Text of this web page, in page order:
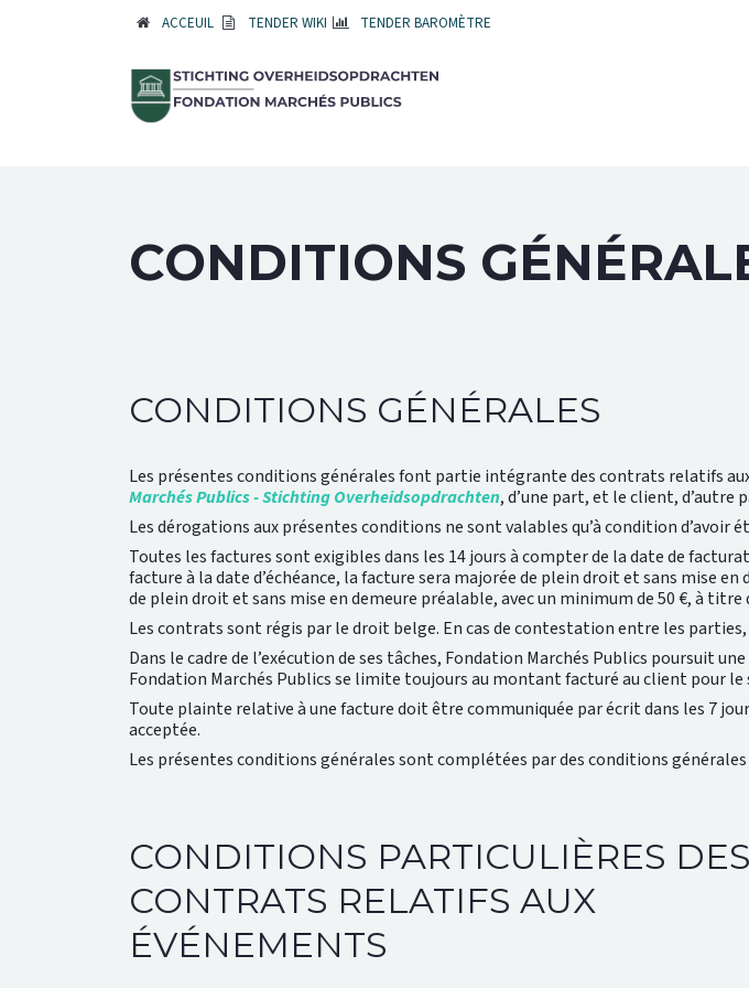
ACCEUIL TENDER WIKI TENDER BAROMÈTRE
CONDITIONS
CONDITIONS GÉNÉRALES
Les présentes conditions générales font partie intégrante des contrats relatifs
Marchés Publics- Stichting Overheidsopdrachten, d’une part, et le client, d’autre
Les dérogations aux présentes conditions ne sont valables qu’à condition d’avoir
Toutes les factures sont exigibles dans les 14 jours à compter de la date de
facture à la date d’échéance, la facture sera majorée de plein droit et sans mise
de plein droit et sans mise en demeure préalable, avec un minimum de 50 €, à
Les contrats sont régis par le droit belge. En cas de contestation entre les
Dans le cadre de l’exécution de ses tâches, Fondation Marchés Publics poursuit
Fondation Marchés Publics se limite toujours au montant facturé au client pour le
Toute plainte relative à une facture doit être communiquée par écrit dans les 7
acceptée.
Les présentes conditions générales sont complétées par des conditions
CONDITIONS PARTICULIÈRES DES
CONTRATS RELATIFS AUX
ÉVÉNEMENTS